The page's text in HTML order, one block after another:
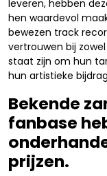
leveren, hebben
hen waardevol
bewezen track
vertrouwen bij
staat zijn om hun
hun artistieke
Bekende
fanbase
prijzen.